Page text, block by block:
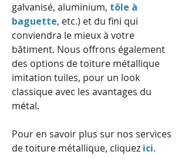
galvanisé, aluminium, tôle à
baguette, etc.) et du fini qui
conviendra le mieux à votre
bâtiment. Nous offrons également
des options de toiture métallique
imitation tuiles, pour un look
classique avec les avantages du
métal.
Pour en savoir plus sur nos services
de toiture métallique, cliquez ici.